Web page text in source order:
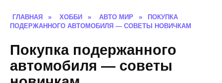
ГЛАВНАЯ » ХОББИ » АВТО МИР »
ПОКУПКА
ПОДЕРЖАННОГО АВТОМОБИЛЯ — СОВЕТЫ НОВИЧКАМ
Покупка подержанного
автомобиля — советы